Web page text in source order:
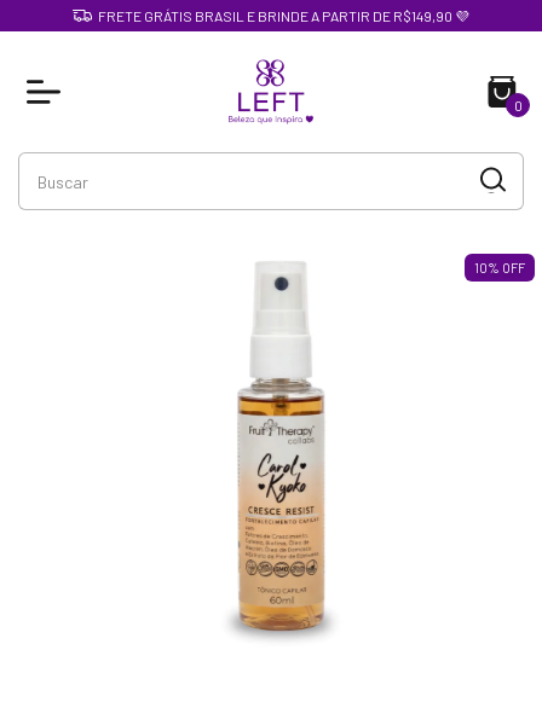
FRETE GRÁTIS BRASIL E BRINDE A PARTIR DE R$149,90 💜
0
10% OFF